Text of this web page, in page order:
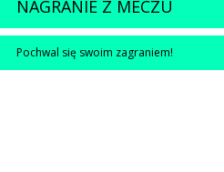
NAGRANIE Z MECZU
Pochwal się swoim zagraniem!